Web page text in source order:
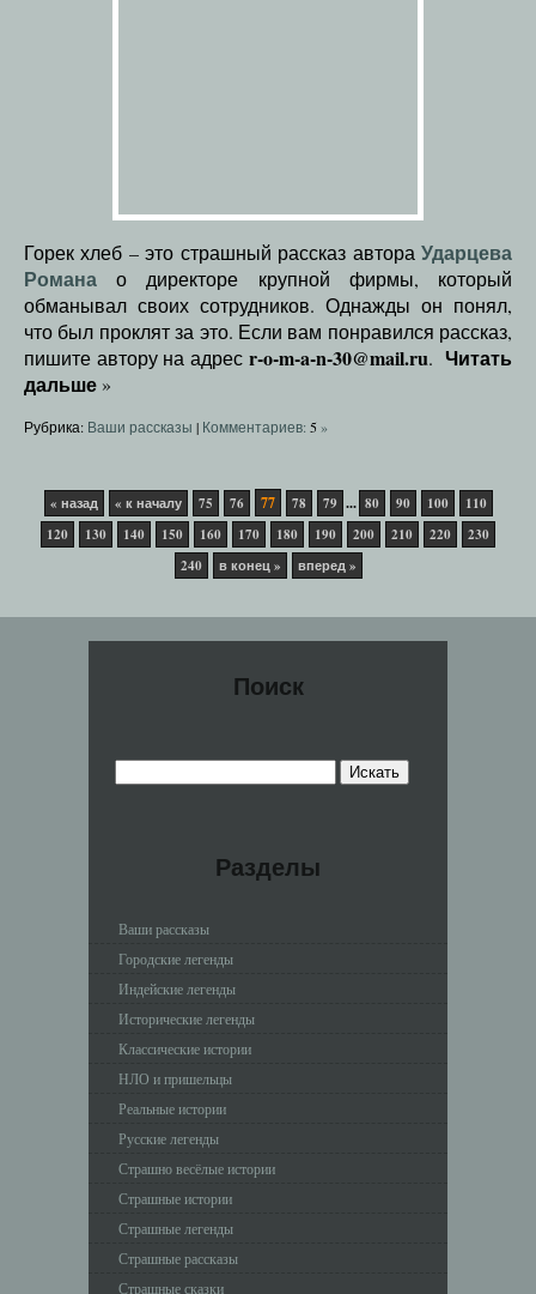
Горек хлеб – это страшный рассказ автора Ударцева
Романа о директоре крупной фирмы, который
обманывал своих сотрудников. Однажды он понял,
что был проклят за это. Если вам понравился рассказ,
пишите автору на адрес r-o-m-a-n-30@mail.ru. Читать
дальше »
Рубрика: Ваши рассказы | Комментариев: 5»
« назад « к началу 75 76 77 78 79 ... 80 90 100
110
120
130 140 150 160 170 180 190 200 210 220
230
240
в конец » вперед »
Поиск
Разделы
Ваши рассказы
Городские легенды
Индейские легенды
Исторические легенды
Классические истории
НЛО и пришельцы
Реальные истории
Русские легенды
Страшно весёлые истории
Страшные истории
Страшные легенды
Страшные рассказы
Страшные сказки